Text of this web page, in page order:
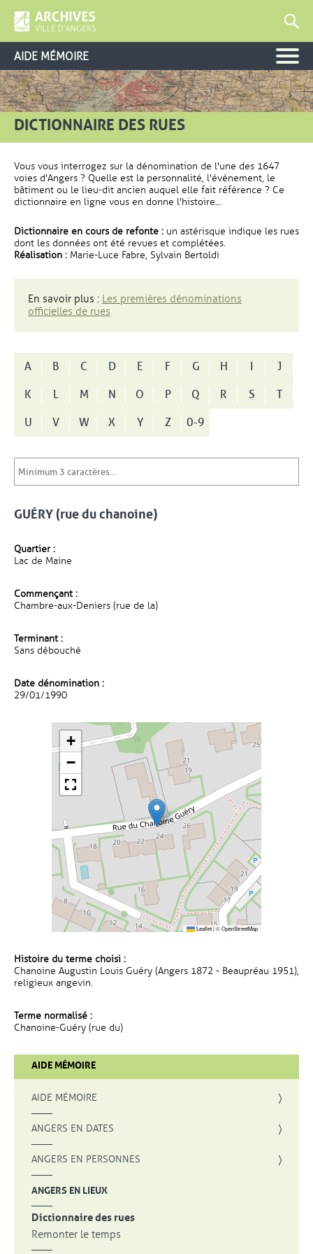
AIDE MÉMOIRE
DICTIONNAIRE DES RUES
Vous vous interrogez sur la dénomination de l'une des 1647
voies d'Angers ? Quelle est la personnalité, l'événement, le
bâtiment ou le lieu-dit ancien auquel elle fait référence ? Ce
dictionnaire en ligne vous en donne l'histoire...
Dictionnaire en cours de refonte : un astérisque indique les rues
dont les données ont été revues et complétées.
Réalisation : Marie-Luce Fabre, Sylvain Bertoldi
En savoir plus : Les premières dénominations
officielles de rues
A B C D E F G H I
J
K
L M N O P Q R S
T
U
V W X Y Z 0-9
GUÉRY (rue du chanoine)
Quartier :
Lac de Maine
Commençant :
Chambre-aux-Deniers (rue de la)
Terminant :
Sans débouché
Date dénomination :
29/01/1990
+
−
Leaflet|©OpenStreetMap
Histoire du terme choisi :
Chanoine Augustin Louis Guéry (Angers 1872 - Beaupréau 1951),
religieux angevin.
Terme normalisé :
Chanoine-Guéry (rue du)
AIDE MÉMOIRE
AIDE MÉMOIRE
ANGERS EN DATES
ANGERS EN PERSONNES
ANGERS EN LIEUX
Dictionnaire des rues
Remonter le temps